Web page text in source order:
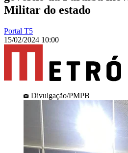
Militar do estado
Portal T5
15/02/2024 10:00
Divulgação/PMPB